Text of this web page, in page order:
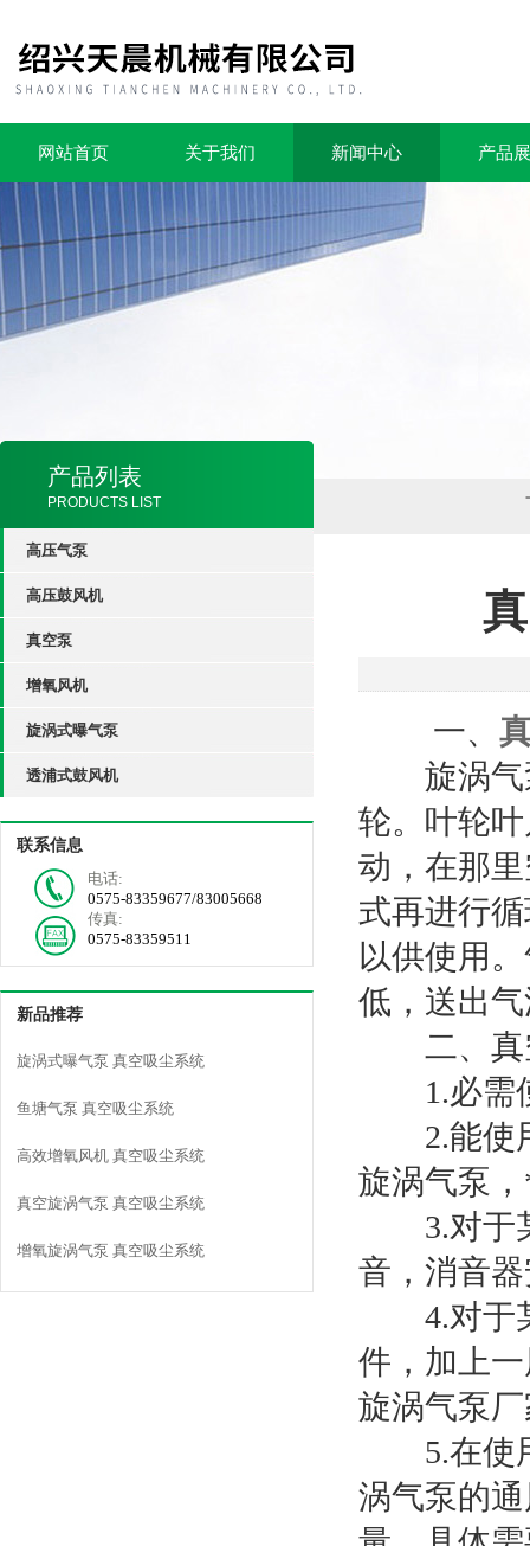
网站首页 关于我们 新闻中心 产品
产品列表
PRODUCTS LIST
高压气泵
高压鼓风机
真空泵
增氧风机
旋涡式曝气泵
透浦式鼓风机
联系信息
电话:
0575-83359677/83005668
传真:
0575-83359511
新品推荐
旋涡式曝气泵 真空吸尘系统
鱼塘气泵 真空吸尘系统
高效增氧风机 真空吸尘系统
真空旋涡气泵 真空吸尘系统
增氧旋涡气泵 真空吸尘系统
一、
旋涡气泵
轮。叶轮
动，在那
式再进行
以供使用
低，送出
二、真
1.必需使
2.能使用
旋涡气泵
3.对于某
音，消音
4.对于某
件，加上
旋涡气泵
5.在使用
涡气泵的